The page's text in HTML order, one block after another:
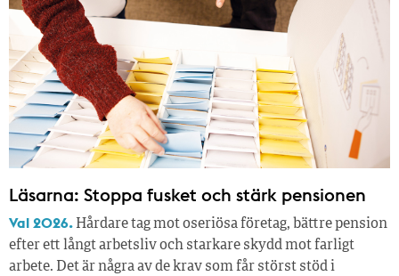
Läsarna: Stoppa fusket och stärk pensionen
Val 2026. Hårdare tag mot oseriösa företag, bättre pension
efter ett långt arbetsliv och starkare skydd mot farligt
arbete. Det är några av de krav som får störst stöd i